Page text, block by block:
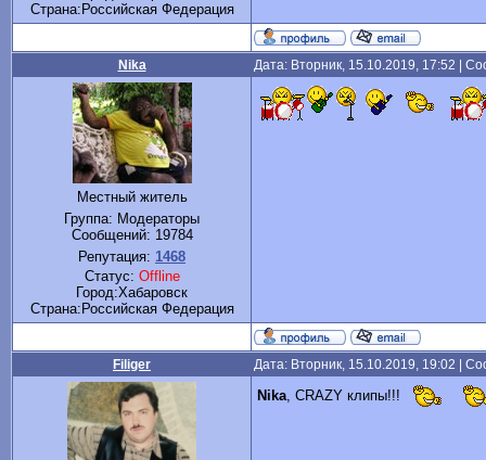
Cтрана:Российская Федерация
Nika Дата: Вторник, 15.10.2019, 17:52 |
Местный житель
Группа: Модераторы
Сообщений: 19784
Репутация: 1468
Статус: Offline
Город:Хабаровск
Cтрана:Российская Федерация
Filiger Дата: Вторник, 15.10.2019, 19:02 |
Nika, CRAZY клипы!!!